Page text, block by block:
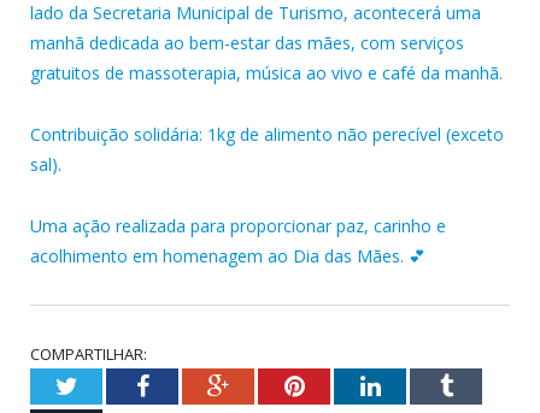
lado da Secretaria Municipal de Turismo, acontecerá uma
manhã dedicada ao bem-estar das mães, com serviços
gratuitos de massoterapia, música ao vivo e café da manhã.
Contribuição solidária: 1kg de alimento não perecível (exceto
sal).
Uma ação realizada para proporcionar paz, carinho e
acolhimento em homenagem ao Dia das Mães. 💕
COMPARTILHAR:
TwitterFacebookGoogle+PinterestLinkedInTumblr